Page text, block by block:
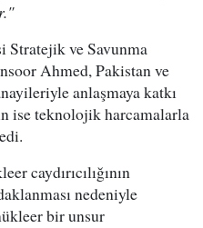
Stratejik ve Savunma
Ahmed, Pakistan ve
anlaşmaya katkı
ise teknolojik harcamalarla
caydırıcılığının
nedeniyle
bir unsur